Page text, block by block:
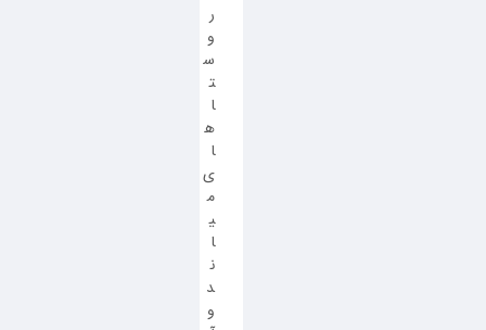
ر
و
س
ت
ا
ه
ا
ی
م
ی
ا
ن
د
و